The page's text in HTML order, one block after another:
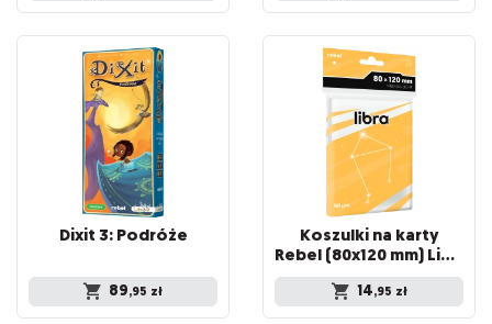
Dixit3: Podróże
89,95 zł
Koszulki na karty
Rebel (80x120 mm) Libra Light, 100 sztuk
14,95 zł